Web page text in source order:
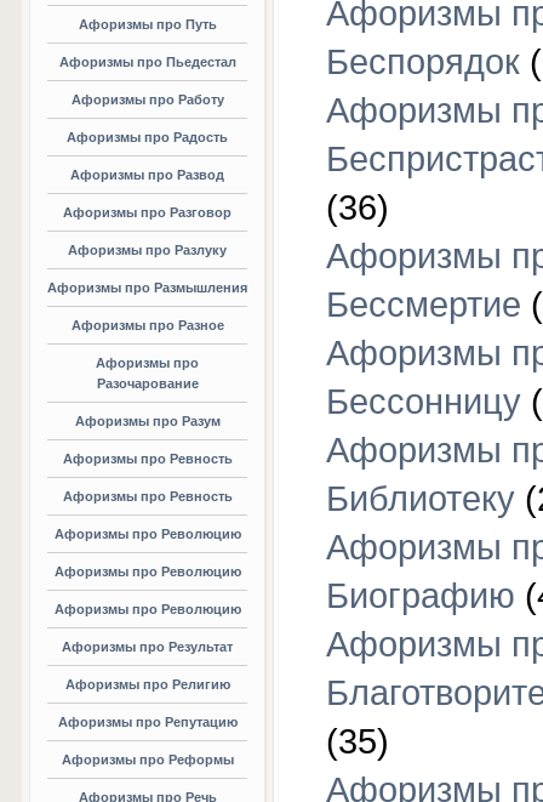
Афоризмы про Путь
Афоризмы про Пьедестал
Афоризмы про Работу
Афоризмы про Радость
Афоризмы про Развод
Афоризмы про Разговор
Афоризмы про Разлуку
Афоризмы про Размышления
Афоризмы про Разное
Афоризмы про
Разочарование
Афоризмы про Разум
Афоризмы про Ревность
Афоризмы про Ревность
Афоризмы про Революцию
Афоризмы про Революцию
Афоризмы про Революцию
Афоризмы про Результат
Афоризмы про Религию
Афоризмы про Репутацию
Афоризмы про Реформы
Афоризмы про Речь
Афоризмы
Беспорядок
Афоризмы
(36)
Афоризмы
Бессмертие
Афоризмы
Бессонницу
Афоризмы
Библиотеку
Афоризмы
Биографию
Афоризмы
(35)
Афоризмы